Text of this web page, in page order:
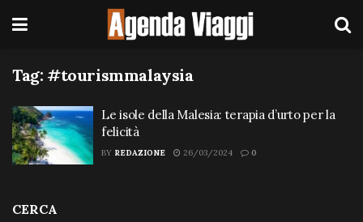
Tag: #tourismmalaysia
Le isole della Malesia: terapia d’urto per la
felicità
BY REDAZIONE 26/03/2024 0
CERCA